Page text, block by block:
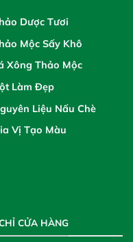
Dược Tươi
Mộc Sấy Khô
Xông Thảo Mộc
Làm Đẹp
Liệu Nấu Chè
Vị Tạo Màu
CỬA HÀNG